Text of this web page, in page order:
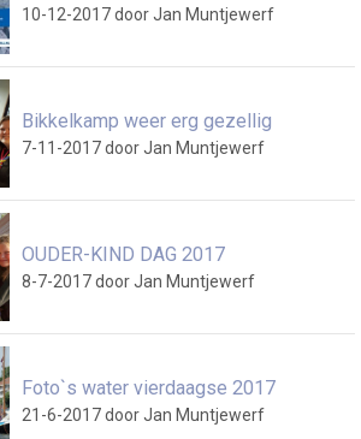
10-12-2017door Jan Muntjewerf
Bikkelkamp weer erg gezellig
7-11-2017door Jan Muntjewerf
OUDER-KIND DAG 2017
8-7-2017door Jan Muntjewerf
Foto`s water vierdaagse 2017
21-6-2017door Jan Muntjewerf